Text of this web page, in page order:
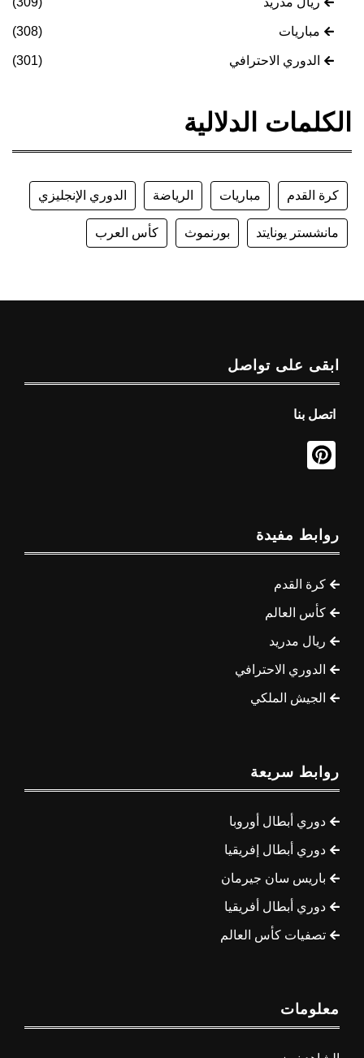
مباريات (308)
الدوري الاحترافي (301)
الكلمات الدلالية
كرة القدم مباريات الرياضة الدوري الإنجليزي
مانشستر يونايتد بورنموث كأس العرب
ابقى على تواصل
اتصل بنا
روابط مفيدة
كرة القدم
كأس العالم
ريال مدريد
الدوري الاحترافي
الجيش الملكي
روابط سريعة
دوري أبطال أوروبا
دوري أبطال إفريقيا
باريس سان جيرمان
دوري أبطال أفريقيا
تصفيات كأس العالم
معلومات